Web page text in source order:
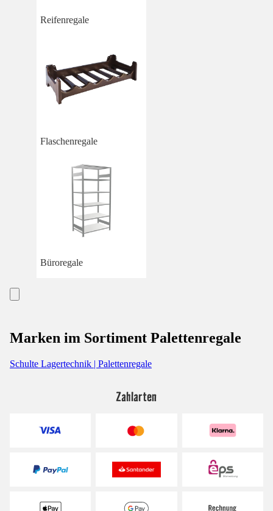
Reifenregale
Flaschenregale
Büroregale
Marken im Sortiment Palettenregale
Schulte Lagertechnik | Palettenregale
Zahlarten